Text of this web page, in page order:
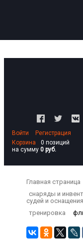
Войти
Регистрация
Корзина
0 позиций
на сумму 0 руб.
Главная страница
снаряды и
судей и
тренировка